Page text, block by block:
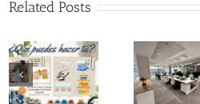
Related Posts
Cambiamos